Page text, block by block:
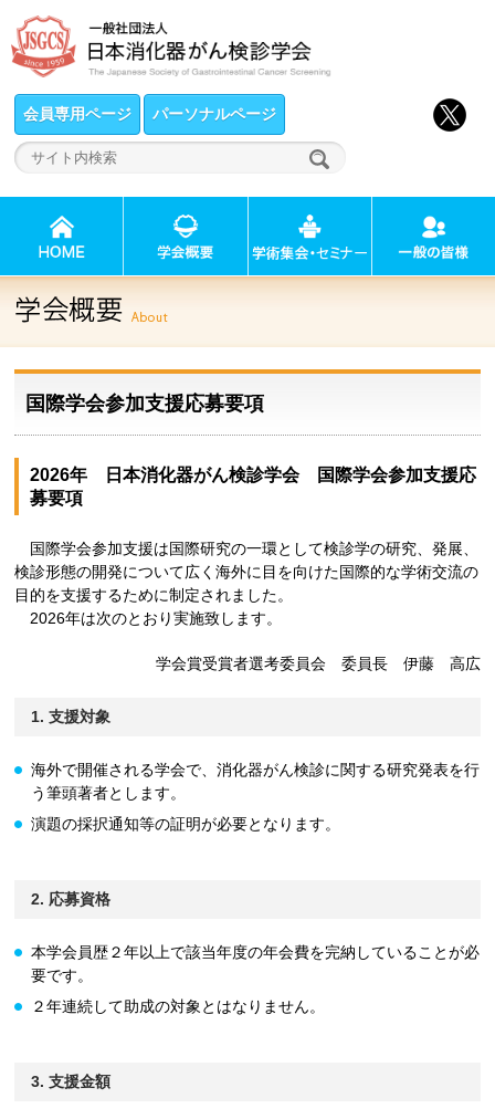
会員専用ページ パーソナルページ
国際学会参加支援応募要項
2026年 日本消化器がん検診学会 国際学会参加支援応
募要項
国際学会参加支援は国際研究の一環として検診学の研究、発展、
検診形態の開発について広く海外に目を向けた国際的な学術交流の
目的を支援するために制定されました。
2026年は次のとおり実施致します。
学会賞受賞者選考委員会 委員長 伊藤 高広
1. 支援対象
海外で開催される学会で、消化器がん検診に関する研究発表を行
う筆頭著者とします。
演題の採択通知等の証明が必要となります。
2. 応募資格
本学会員歴２年以上で該当年度の年会費を完納していることが必
要です。
２年連続して助成の対象とはなりません。
3. 支援金額